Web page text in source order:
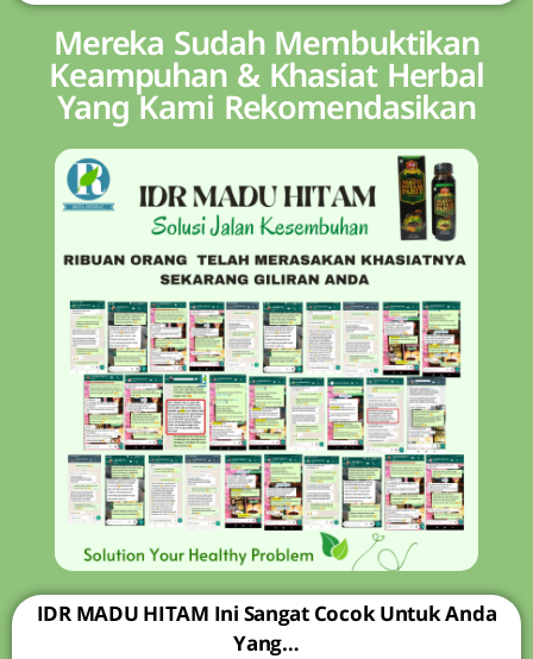
Mereka Sudah Membuktikan
Keampuhan & Khasiat Herbal
Yang Kami Rekomendasikan
IDR MADU HITAM Ini Sangat Cocok Untuk Anda
Yang…